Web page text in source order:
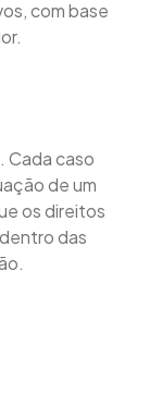
com base
Cada caso
de um
os direitos
das